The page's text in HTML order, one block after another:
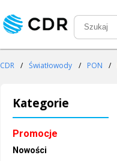
CDR / Światłowody / PON /
Kategorie
Promocje
Nowości